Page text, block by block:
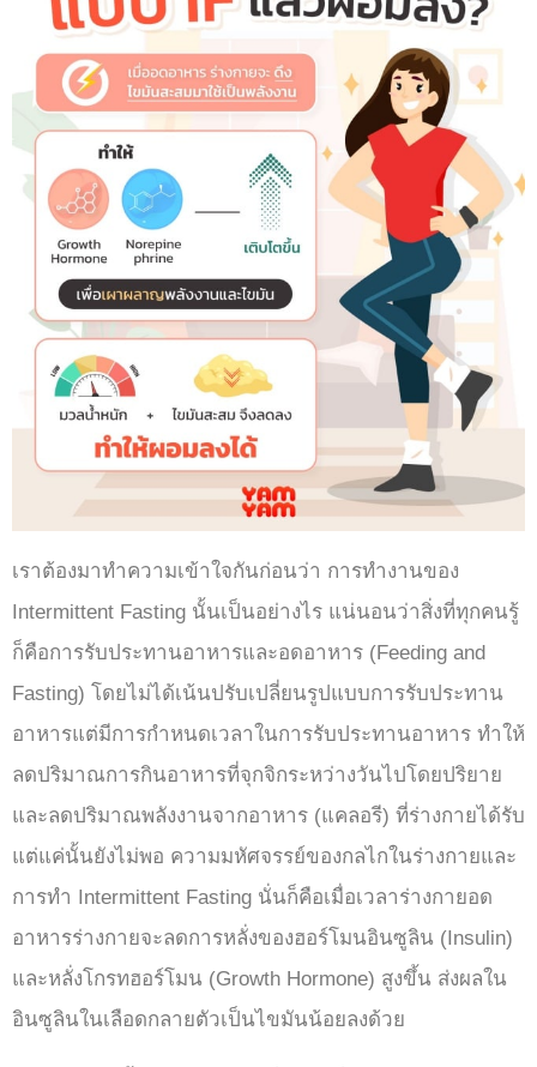
เราต้องมาทำความเข้าใจกันก่อนว่า การทำงานของ
Intermittent Fasting นั้นเป็นอย่างไร แน่นอนว่าสิ่งที่ทุกคนรู้
ก็คือการรับประทานอาหารและอดอาหาร (Feeding and
Fasting) โดยไม่ได้เน้นปรับเปลี่ยนรูปแบบการรับประทาน
อาหารแต่มีการกำหนดเวลาในการรับประทานอาหาร ทำให้
ลดปริมาณการกินอาหารที่จุกจิกระหว่างวันไปโดยปริยาย
และลดปริมาณพลังงานจากอาหาร (แคลอรี) ที่ร่างกายได้รับ
แต่แค่นั้นยังไม่พอ ความมหัศจรรย์ของกลไกในร่างกายและ
การทำ Intermittent Fasting นั่นก็คือเมื่อเวลาร่างกายอด
อาหารร่างกายจะลดการหลั่งของฮอร์โมนอินซูลิน (Insulin)
และหลั่งโกรทฮอร์โมน (Growth Hormone) สูงขึ้น ส่งผลใน
อินซูลินในเลือดกลายตัวเป็นไขมันน้อยลงด้วย